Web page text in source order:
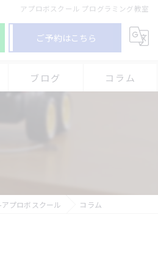
アプロボスクール プログラミング教室
ご予約はこちら
ブログ コラム
プロボスクール コラム